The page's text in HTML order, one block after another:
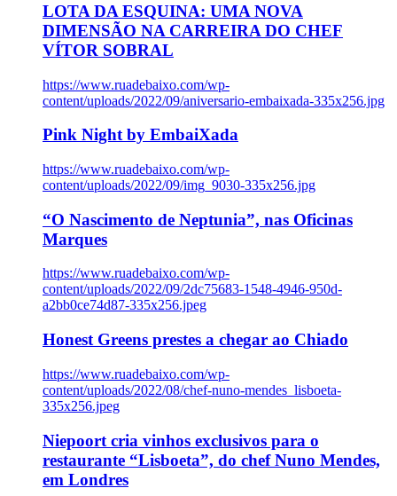
LOTA DA ESQUINA: UMA NOVA
DIMENSÃO NA CARREIRA DO CHEF
VÍTOR SOBRAL
https://www.ruadebaixo.com/wp-
content/uploads/2022/09/aniversario-embaixada-335x256.jpg
Pink Night by EmbaiXada
https://www.ruadebaixo.com/wp-
content/uploads/2022/09/img_9030-335x256.jpg
“O Nascimento de Neptunia”, nas Oficinas
Marques
https://www.ruadebaixo.com/wp-
content/uploads/2022/09/2dc75683-1548-4946-950d-
a2bb0ce74d87-335x256.jpeg
Honest Greens prestes a chegar ao Chiado
https://www.ruadebaixo.com/wp-
content/uploads/2022/08/chef-nuno-mendes_lisboeta-
335x256.jpeg
Niepoort cria vinhos exclusivos para o
restaurante “Lisboeta”, do chef Nuno Mendes,
em Londres